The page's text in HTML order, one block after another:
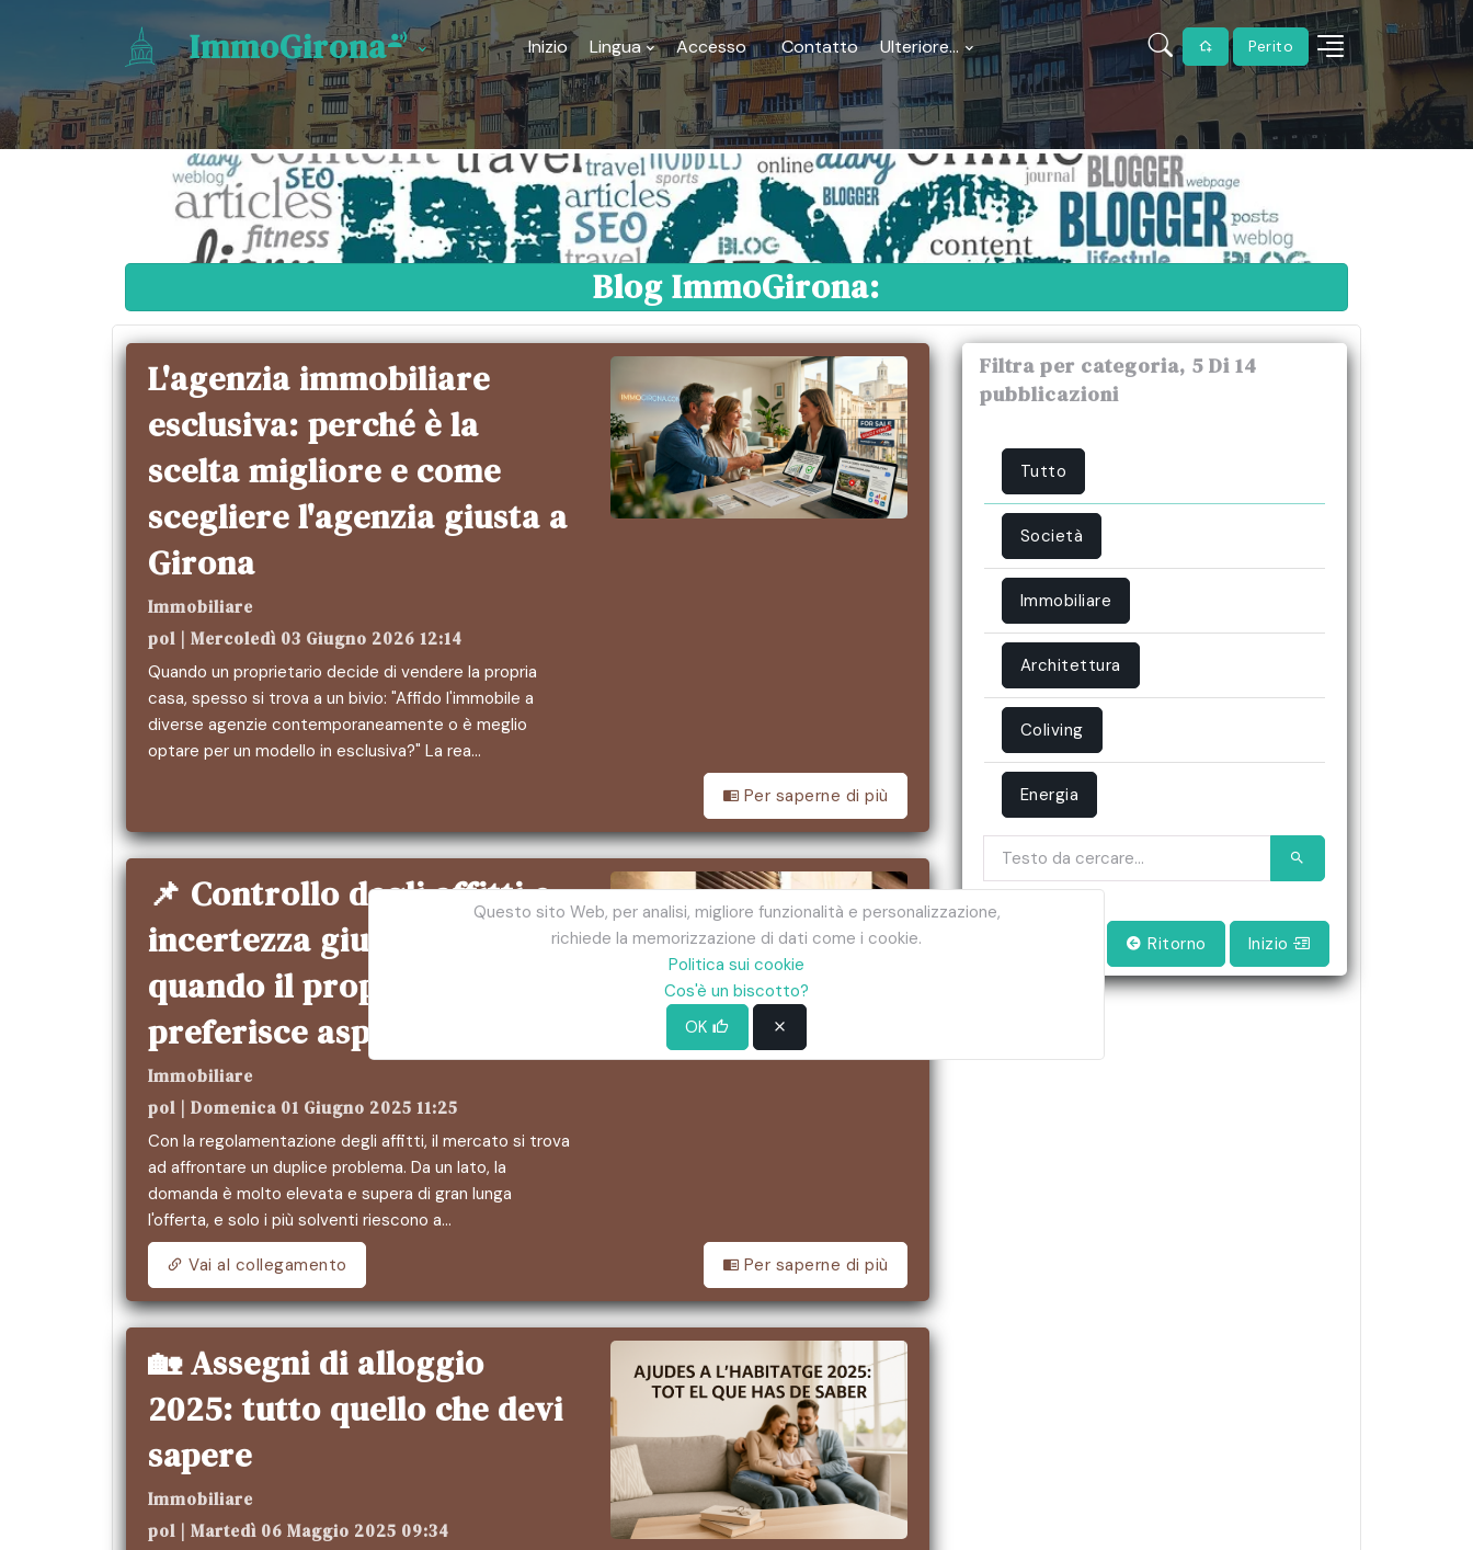
ImmoGirona Inizio Lingua Accesso Contatto Ulteriore... Perito
Blog ImmoGirona:
L'agenzia immobiliare
esclusiva: perché è la
scelta migliore e come
scegliere l'agenzia giusta a
Girona
Immobiliare
pol | Mercoledì 03 Giugno 2026 12:14
Quando un proprietario decide di vendere la propria
casa, spesso si trova a un bivio: "Affido l'immobile a
diverse agenzie contemporaneamente o è meglio
optare per un modello in esclusiva?" La rea…
Per saperne di più
📌 Controllo degli affitti e
incertezza giuridica:
quando il proprietario
preferisce aspettare
Immobiliare
pol | Domenica 01 Giugno 2025 11:25
Con la regolamentazione degli affitti, il mercato si trova
ad affrontare un duplice problema. Da un lato, la
domanda è molto elevata e supera di gran lunga
l'offerta, e solo i più solventi riescono a…
Vai al collegamento Per saperne di più
🏡 Assegni di alloggio
2025: tutto quello che devi
sapere
Immobiliare
pol | Martedì 06 Maggio 2025 09:34
Filtra per categoria, 5 Di 14
pubblicazioni
Tutto
Società
Immobiliare
Architettura
Coliving
Energia
Ritorno Inizio
Questo sito Web, per analisi, migliore funzionalità e personalizzazione,
richiede la memorizzazione di dati come i cookie.
Politica sui cookie
Cos'è un biscotto?
OK